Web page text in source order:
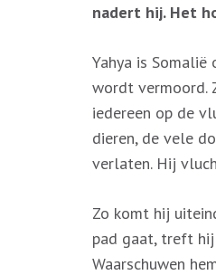
nadert hij. Het
Yahya is
wordt vermoord.
iedereen op de
dieren, de vele
verlaten. Hij
Zo komt hij
pad gaat, treft hij
Waarschuwen